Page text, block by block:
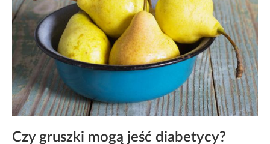
Czy gruszki mogą jeść diabetycy?